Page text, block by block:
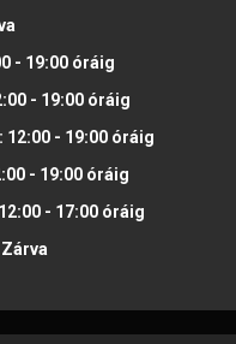
- 19:00óráig
- 19:00óráig
12:00 - 19:00óráig
- 19:00óráig
12:00 - 17:00óráig
Zárva